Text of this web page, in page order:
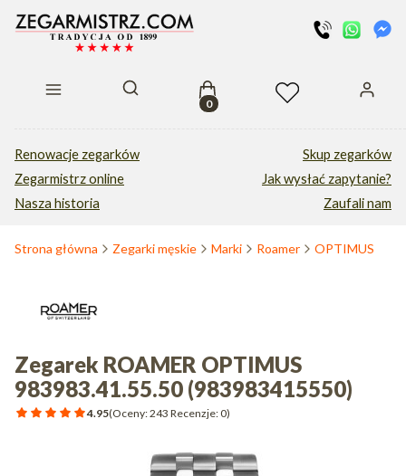
Otwórz wyszukiwarkęProdukty w koszyku: 0. Zobacz
Renowacje zegarków
Zegarmistrz online
Nasza historia
Skup zegarków
Jak wysłać zapytanie?
Zaufali nam
Strona główna Zegarki męskie Marki Roamer OPTIMUS
Zegarek ROAMER OPTIMUS
983983.41.55.50 (983983415550)
4.95(Oceny: 243 Recenzje: 0)